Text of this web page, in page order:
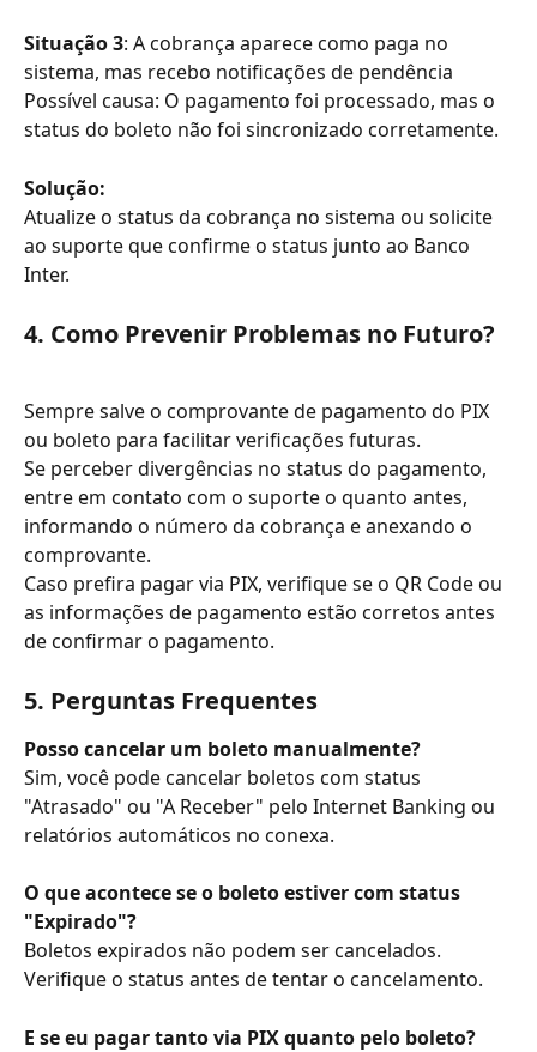
Situação 3: A cobrança aparece como paga no
sistema, mas recebo notificações de pendência
Possível causa: O pagamento foi processado, mas o
status do boleto não foi sincronizado corretamente.
Solução:
Atualize o status da cobrança no sistema ou solicite
ao suporte que confirme o status junto ao Banco
Inter.
4. Como Prevenir Problemas no Futuro?
Sempre salve o comprovante de pagamento do PIX
ou boleto para facilitar verificações futuras.
Se perceber divergências no status do pagamento,
entre em contato com o suporte o quanto antes,
informando o número da cobrança e anexando o
comprovante.
Caso prefira pagar via PIX, verifique se o QR Code ou
as informações de pagamento estão corretos antes
de confirmar o pagamento.
5. Perguntas Frequentes
Posso cancelar um boleto manualmente?
Sim, você pode cancelar boletos com status
"Atrasado" ou "A Receber" pelo Internet Banking ou
relatórios automáticos no conexa.
O que acontece se o boleto estiver com status
"Expirado"?
Boletos expirados não podem ser cancelados.
Verifique o status antes de tentar o cancelamento.
E se eu pagar tanto via PIX quanto pelo boleto?